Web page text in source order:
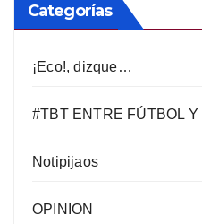
Categorías
¡Eco!, dizque…
#TBT ENTRE FÚTBOL
Notipijaos
OPINION